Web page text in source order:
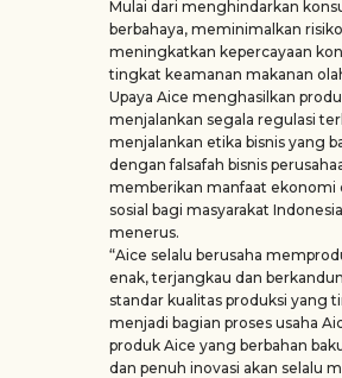
Mulai dari menghindarkan
berbahaya, meminimalkan
meningkatkan kepercayaan
tingkat keamanan makanan
Upaya Aice menghasilkan
menjalankan segala regulasi
menjalankan etika bisnis yang
dengan falsafah bisnis
memberikan manfaat ekonomi
sosial bagi masyarakat
menerus.
“Aice selalu berusaha
enak, terjangkau dan
standar kualitas produksi yang
menjadi bagian proses usaha
produk Aice yang berbahan
dan penuh inovasi akan selalu